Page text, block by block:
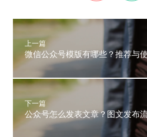
上一篇
微信公众号模版有哪些？推荐与
下一篇
公众号怎么发表文章？图文发布